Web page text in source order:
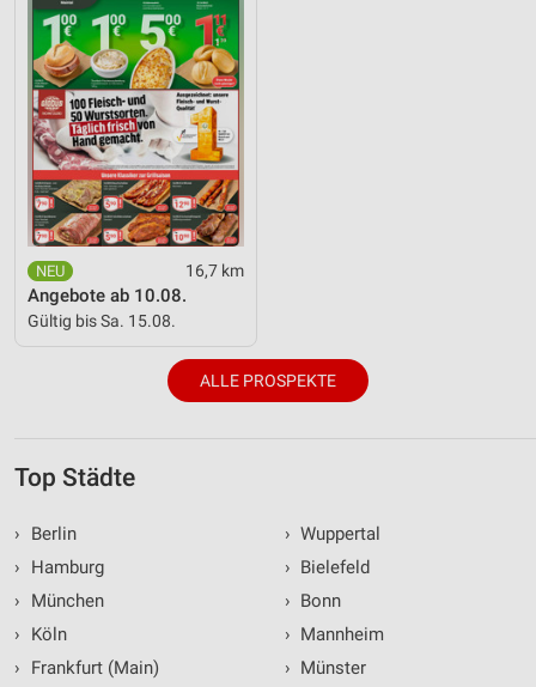
16,7 km
Angebote ab 10.08.
Gültig bis Sa. 15.08.
ALLE PROSPEKTE
Top Städte
›
Berlin
›
Hamburg
›
München
›
Köln
›
Frankfurt (Main)
› Wuppertal
› Bielefeld
› Bonn
› Mannheim
› Münster